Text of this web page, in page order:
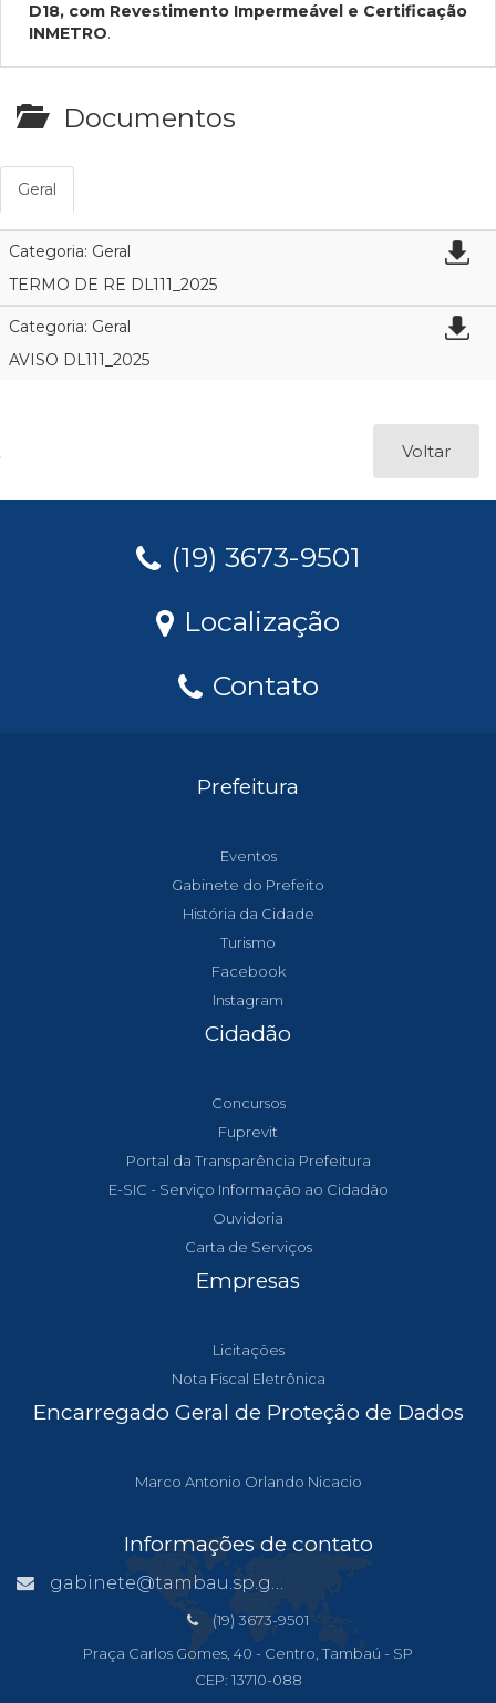
D18, com Revestimento Impermeável e Certificação
INMETRO.
Documentos
Geral
Categoria: Geral
TERMO DE RE DL111_2025
Categoria: Geral
AVISO DL111_2025
Voltar
(19) 3673-9501
Localização
Contato
Prefeitura
Eventos
Gabinete do Prefeito
História da Cidade
Turismo
Facebook
Instagram
Cidadão
Concursos
Fuprevit
Portal da Transparência Prefeitura
E-SIC - Serviço Informação ao Cidadão
Ouvidoria
Carta de Serviços
Empresas
Licitações
Nota Fiscal Eletrônica
Encarregado Geral de Proteção de Dados
Marco Antonio Orlando Nicacio
Informações de contato
gabinete@tambau.sp.gov.br
(19) 3673-9501
Praça Carlos Gomes, 40 - Centro, Tambaú - SP
CEP: 13710-088